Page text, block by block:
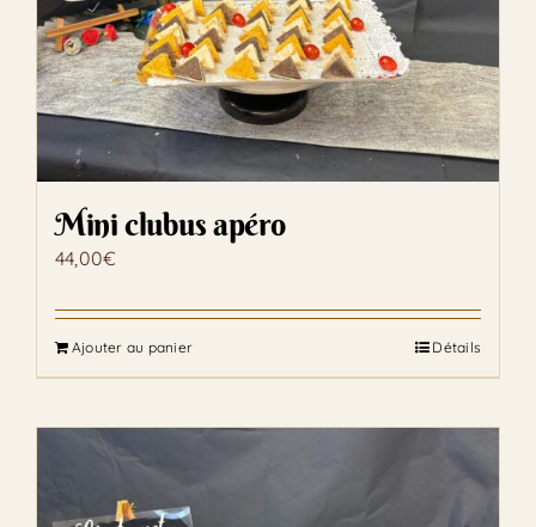
Mini clubus apéro
44,00€
Ajouter au panier Détails